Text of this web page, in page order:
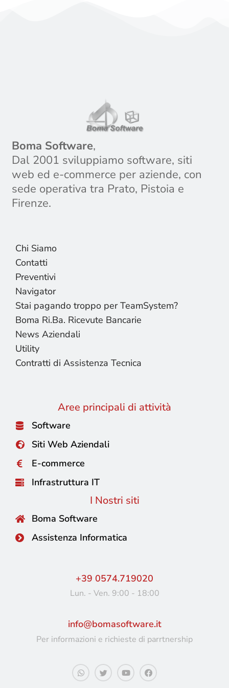
Boma Software,
Dal 2001 sviluppiamo software, siti
web ed e-commerce per aziende, con
sede operativa tra Prato, Pistoia e
Firenze.
Chi Siamo
Contatti
Preventivi
Navigator
Stai pagando troppo per TeamSystem?
Boma Ri.Ba. Ricevute Bancarie
News Aziendali
Utility
Contratti di Assistenza Tecnica
Aree principali di attività
Software
Siti Web Aziendali
E-commerce
Infrastruttura IT
I Nostri siti
Boma Software
Assistenza Informatica
+39 0574.719020
Lun. - Ven. 9:00 - 18:00
info@bomasoftware.it
Per informazioni e richieste di parrtnership